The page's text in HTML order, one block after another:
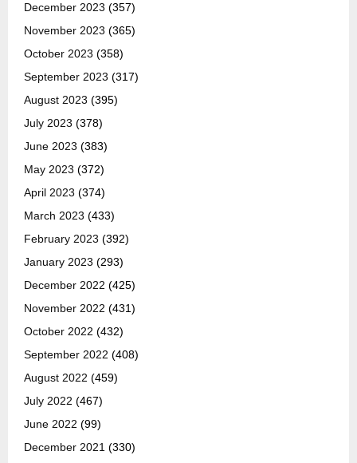
December 2023 (357)
November 2023 (365)
October 2023 (358)
September 2023 (317)
August 2023 (395)
July 2023 (378)
June 2023 (383)
May 2023 (372)
April 2023 (374)
March 2023 (433)
February 2023 (392)
January 2023 (293)
December 2022 (425)
November 2022 (431)
October 2022 (432)
September 2022 (408)
August 2022 (459)
July 2022 (467)
June 2022 (99)
December 2021 (330)